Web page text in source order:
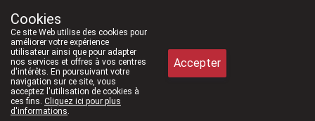
Aujourd'hui
Cookies
Ce site Web utilise des cookies pour
améliorer votre expérience
utilisateur ainsi que pour adapter
nos services et offres à vos centres
d'intérêts. En poursuivant votre
navigation sur ce site, vous
acceptez l'utilisation de cookies à
ces fins. Cliquez ici pour plus
d'informations.
Accepter